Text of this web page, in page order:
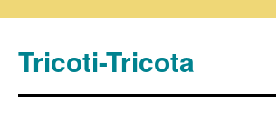
Tricoti-Tricota